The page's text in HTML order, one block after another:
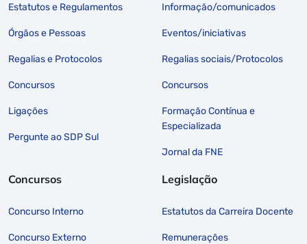
Estatutos e Regulamentos
Órgãos e Pessoas
Regalias e Protocolos
Concursos
Ligações
Pergunte ao SDP Sul
Informação/comunicados
Eventos/iniciativas
Regalias sociais/Protocolos
Concursos
Formação Contínua e
Especializada
Jornal da FNE
Concursos
Concurso Interno
Concurso Externo
Legislação
Estatutos da Carreira Docente
Remunerações